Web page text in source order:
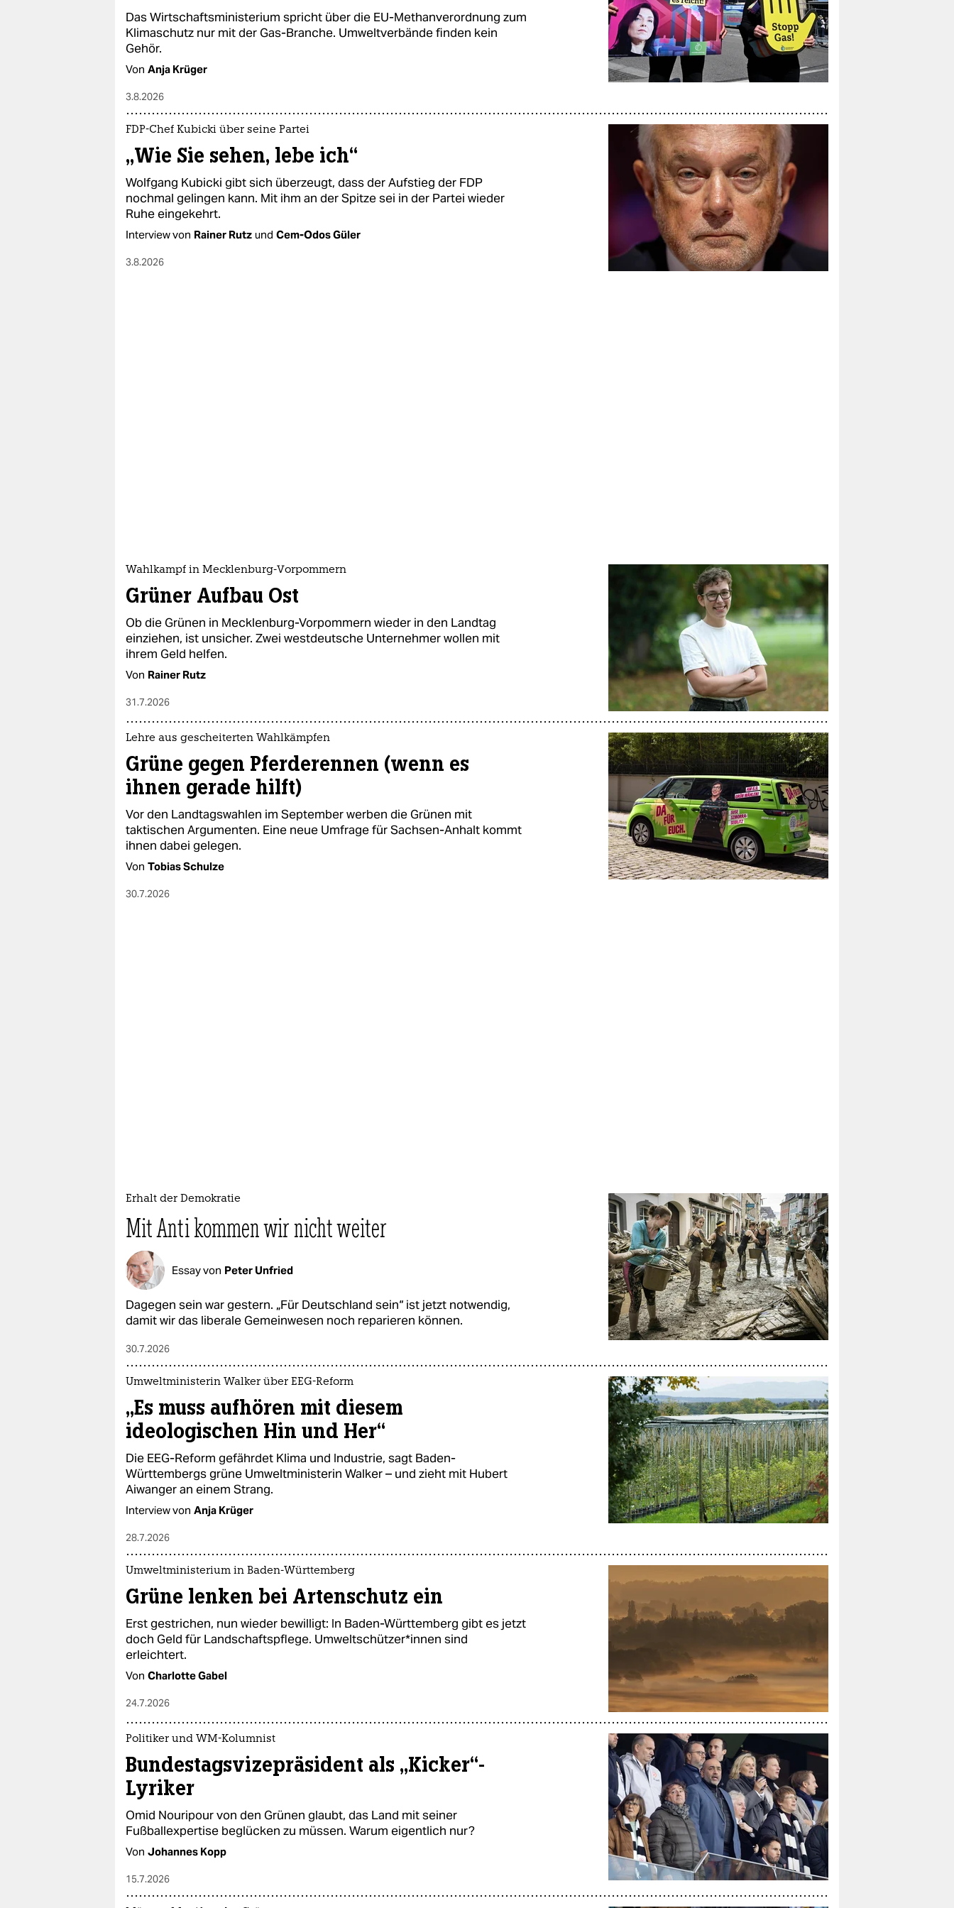
Das Wirtschaftsministerium spricht über die EU-Methanverordnung zum
Klimaschutz nur mit der Gas-Branche. Umweltverbände finden kein
Gehör.
Von Anja Krüger
3.8.2026
FDP-Chef Kubicki über seine Partei
„Wie Sie sehen, lebe ich“
Wolfgang Kubicki gibt sich überzeugt, dass der Aufstieg der FDP
nochmal gelingen kann. Mit ihm an der Spitze sei in der Partei wieder
Ruhe eingekehrt.
Interview von Rainer Rutz und Cem-Odos Güler
3.8.2026
Wahlkampf in Mecklenburg-Vorpommern
Grüner Aufbau Ost
Ob die Grünen in Mecklenburg-Vorpommern wieder in den Landtag
einziehen, ist unsicher. Zwei westdeutsche Unternehmer wollen mit
ihrem Geld helfen.
Von Rainer Rutz
31.7.2026
Lehre aus gescheiterten Wahlkämpfen
Grüne gegen Pferderennen (wenn es
ihnen gerade hilft)
Vor den Landtagswahlen im September werben die Grünen mit
taktischen Argumenten. Eine neue Umfrage für Sachsen-Anhalt kommt
ihnen dabei gelegen.
Von Tobias Schulze
30.7.2026
Erhalt der Demokratie
Mit Anti kommen wir nicht weiter
Essay von Peter Unfried
Dagegen sein war gestern. „Für Deutschland sein“ ist jetzt notwendig,
damit wir das liberale Gemeinwesen noch reparieren können.
30.7.2026
Umweltministerin Walker über EEG-Reform
„Es muss aufhören mit diesem
ideologischen Hin und Her“
Die EEG-Reform gefährdet Klima und Industrie, sagt Baden-
Württembergs grüne Umweltministerin Walker – und zieht mit Hubert
Aiwanger an einem Strang.
Interview von Anja Krüger
28.7.2026
Umweltministerium in Baden-Württemberg
Grüne lenken bei Artenschutz ein
Erst gestrichen, nun wieder bewilligt: In Baden-Württemberg gibt es jetzt
doch Geld für Landschaftspflege. Um­welt­schüt­ze­r*in­nen sind
erleichtert.
Von Charlotte Gabel
24.7.2026
Politiker und WM-Kolumnist
Bundestagsvizepräsident als „Kicker“-
Lyriker
Omid Nouripour von den Grünen glaubt, das Land mit seiner
Fußballexpertise beglücken zu müssen. Warum eigentlich nur?
Von Johannes Kopp
15.7.2026